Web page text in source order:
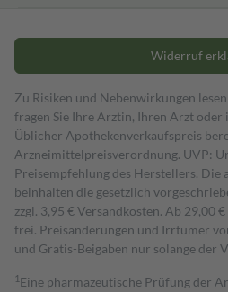
Widerruf
Zu Risiken und Nebenwirkungen
fragen Sie Ihre Ärztin, Ihren Arzt oder
Üblicher Apothekenverkaufspreis
Arzneimittelpreisverordnung. UVP:
Preisempfehlung des Herstellers. Die
beinhalten die gesetzlich
zzgl. 3,95 € Versandkosten. Ab 29,00
frei. Preisänderungen und Irrtümer
und Gratis-Beigaben nur solange der
1 Eine pharmazeutische Prüfung der